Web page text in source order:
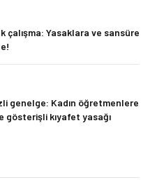
çalışma: Yasaklara ve sansüre
genelge: Kadın öğretmenlere
gösterişli kıyafet yasağı